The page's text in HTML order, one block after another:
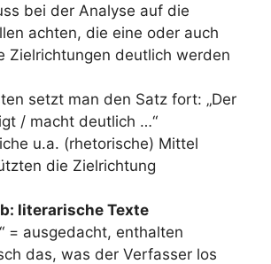
bei der Analyse auf die
achten, die eine oder auch
Zielrichtungen deutlich werden
setzt man den Satz fort: „Der
/ macht deutlich …“
u.a. (rhetorische) Mittel
die Zielrichtung
literarische Texte
= ausgedacht, enthalten
das, was der Verfasser los